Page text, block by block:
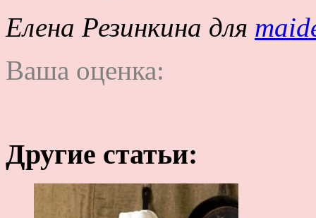
Елена Резинкина для
Ваша оценка:
Другие статьи: